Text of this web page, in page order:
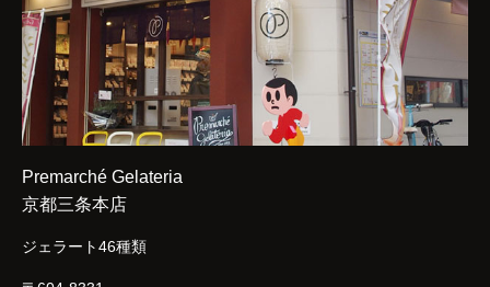
Premarché Gelateria
京都三条本店
ジェラート46種類